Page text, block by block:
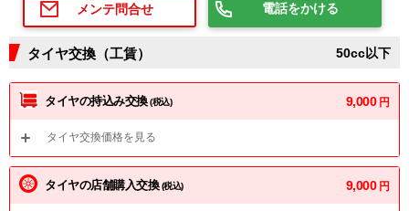
メンテ問合せ 電話をかける
タイヤ交換（工賃） 50cc以下
タイヤの持込み交換(税込) 9,000 円
タイヤ交換価格を見る
タイヤの店舗購入交換(税込) 9,000 円